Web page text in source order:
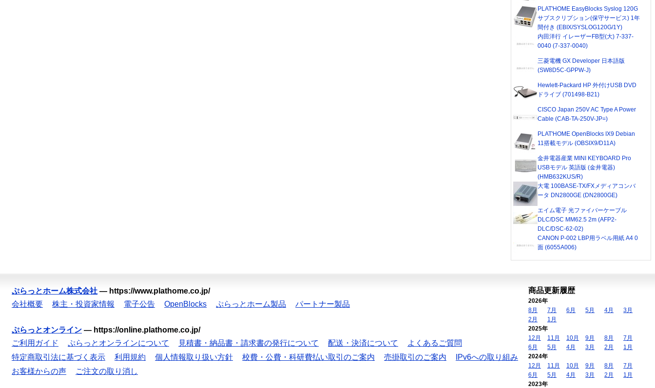
PLAT'HOME EasyBlocks Syslog 120G
サブスクリプション(保守サービス) 1年
間付き (EBIX/SYSLOG120G/1Y)
内田洋行 イレーザーFB型(大) 7-337-
0040 (7-337-0040)
三菱電機 GX Developer 日本語版
(SW8D5C-GPPW-J)
Hewlett-Packard HP 外付けUSB DVD
ドライブ (701498-B21)
CISCO Japan 250V AC Type A Power
Cable (CAB-TA-250V-JP=)
PLAT'HOME OpenBlocks IX9 Debian
11搭載モデル (OBSIX9/D11A)
金井電器産業 MINI KEYBOARD Pro
USBモデル 英語版 (金井電器)
(HMB632KUS/R)
大電 100BASE-TX/FXメディアコンバ
ータ DN2800GE (DN2800GE)
エイム電子 光ファイバーケーブル
DLC/DSC MM62.5 2m (AFP2-
DLC/DSC-62-02)
CANON P-002 LBP用ラベル用紙 A4 0
面 (6055A006)
ぷらっとホーム株式会社 — https://www.plathome.co.jp/
会社概要
株主・投資家情報 電子公告 OpenBlocks ぷらっとホーム製品 パートナー製品
ぷらっとオンライン — https://online.plathome.co.jp/
ご利用ガイド
ぷらっとオンラインについて 見積書・納品書・請求書の発行について 配送・決済について
よくあるご質問
特定商取引法に基づく表示
利用規約 個人情報取り扱い方針 校費・公費・科研費払い取引のご案内 売掛取引のご案内
IPv6への取り組み
お客様からの声
ご注文の取り消し
商品更新履歴
2026年
8月
7月 6月 5月 4月
3月
2月
1月
2025年
12月
11月 10月 9月 8月
7月
6月
5月 4月 3月 2月
1月
2024年
12月
11月 10月 9月 8月
7月
6月
5月 4月 3月 2月
1月
2023年